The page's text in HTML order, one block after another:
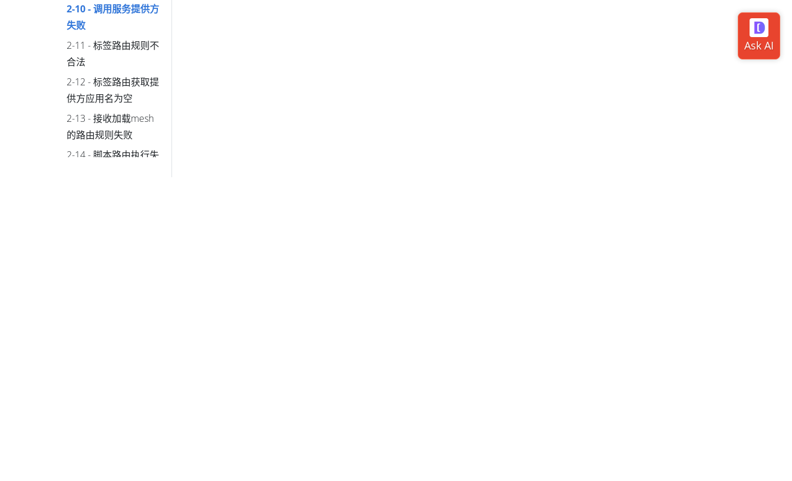
2-10 - 调用服务提供方
失败
2-11 - 标签路由规则不
合法
2-12 - 标签路由获取提
供方应用名为空
2-13 - 接收加载mesh
的路由规则失败
2-14 - 脚本路由执行失